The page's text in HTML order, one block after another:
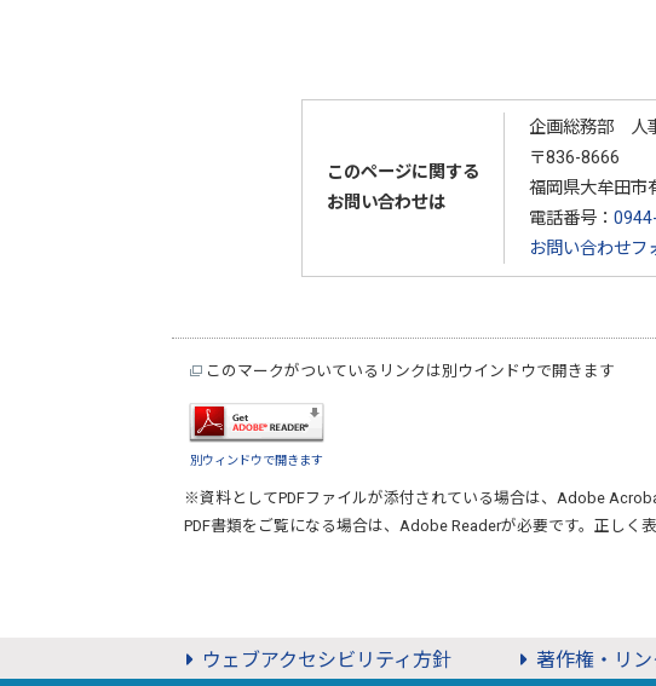
このページに関する
お問い合わせは
企画総務部 人
〒836-8666
福岡県大牟田市
電話番号：
お問い合わせフ
このマークがついているリンクは別ウインドウで開きます
別ウィンドウで開きます
※資料としてPDFファイルが添付されている場合は、 Adobe
PDF書類をご覧になる場合は、 Adobe Readerが必要です。正しく
ウェブアクセシビリティ方針 著作権・リ